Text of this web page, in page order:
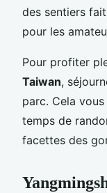
des sentiers
pour les
Pour profiter
Taiwan,
parc. Cela
temps de
facettes des